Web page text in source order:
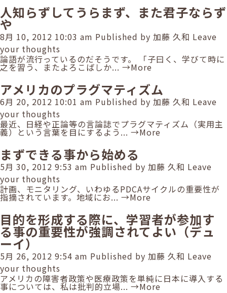
人知らずしてうらまず、また君子ならず
や
8月 10, 2012 10:03 am Published by 加藤 久和 Leave
your thoughts
論語が流行っているのだそうです。 「子曰く、学びて時に
之を習う、またよろこばしか... →More
アメリカのプラグマティズム
6月 20, 2012 10:01 am Published by 加藤 久和 Leave
your thoughts
最近、日経や正論等の言論誌でプラグマティズム（実用主
義）という言葉を目にするよう... →More
まずできる事から始める
5月 30, 2012 9:53 am Published by 加藤 久和 Leave
your thoughts
計画、モニタリング、いわゆるPDCAサイクルの重要性が
指摘されています。地域にお... →More
目的を形成する際に、学習者が参加す
る事の重要性が強調されてよい（デュ
ーイ）
5月 26, 2012 9:54 am Published by 加藤 久和 Leave
your thoughts
アメリカの障害者政策や医療政策を単純に日本に導入する
事については、私は批判的立場... →More